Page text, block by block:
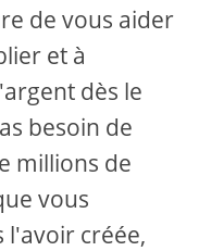
de vous aider
et à
dès le
besoin de
millions de
vous
l'avoir créée,